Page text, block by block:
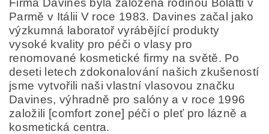
Parmě v Itálii V roce 1983. Davines začal jako
výzkumná laboratoř vyrábějící produkty
vysoké kvality pro péči o vlasy pro
renomované kosmetické firmy na světě. Po
deseti letech zdokonalování našich zkušeností
jsme vytvořili naši vlastní vlasovou značku
Davines, výhradně pro salóny a v roce 1996
založili [comfort zone] péči o pleť pro lázně a
kosmetická centra.